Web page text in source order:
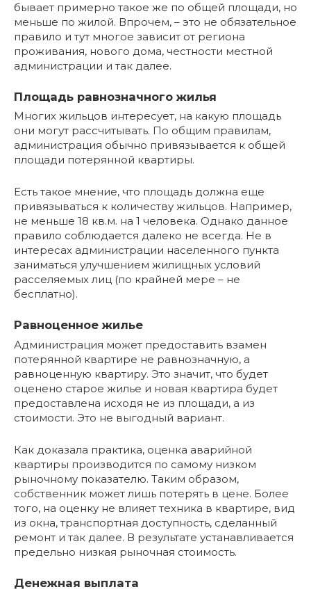
бывает примерно такое же по общей площади, но
меньше по жилой. Впрочем, – это не обязательное
правило и тут многое зависит от региона
проживания, нового дома, честности местной
администрации и так далее.
Площадь равнозначного жилья
Многих жильцов интересует, на какую площадь
они могут рассчитывать. По общим правилам,
администрация обычно привязывается к общей
площади потерянной квартиры.
Есть такое мнение, что площадь должна еще
привязываться к количеству жильцов. Например,
не меньше 18 кв.м. на 1 человека. Однако данное
правило соблюдается далеко не всегда. Не в
интересах администрации населенного пункта
заниматься улучшением жилищных условий
расселяемых лиц (по крайней мере – не
бесплатно).
Равноценное жилье
Администрация может предоставить взамен
потерянной квартире не равнозначную, а
равноценную квартиру. Это значит, что будет
оценено старое жилье и новая квартира будет
предоставлена исходя не из площади, а из
стоимости. Это не выгодный вариант.
Как доказала практика, оценка аварийной
квартиры производится по самому низком
рыночному показателю. Таким образом,
собственник может лишь потерять в цене. Более
того, на оценку не влияет техника в квартире, вид
из окна, транспортная доступность, сделанный
ремонт и так далее. В результате устанавливается
предельно низкая рыночная стоимость.
Денежная выплата